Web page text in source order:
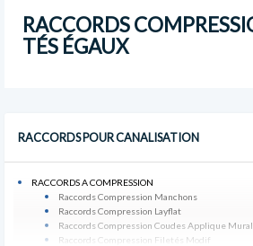
RACCORDS
TÉS ÉGAUX
RACCORDS POUR CANALISATION
RACCORDS A COMPRESSION
Raccords Compression Manchons
Raccords Compression Layflat
Raccords Compression Coudes Applique
Raccords Compression Filetés Modif